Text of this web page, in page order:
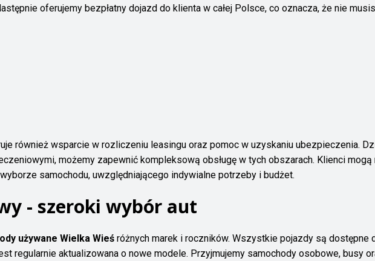
oferujemy bezpłatny dojazd do klienta w całej Polsce, co oznacza, że nie
również wsparcie w rozliczeniu leasingu oraz pomoc w uzyskaniu ubezpieczenia.
możemy zapewnić kompleksową obsługę w tych obszarach. Klienci mogą
samochodu, uwzględniającego indywialne potrzeby i budżet.
- szeroki wybór aut
używane Wielka Wieś różnych marek i roczników. Wszystkie pojazdy są dostępne
regularnie aktualizowana o nowe modele. Przyjmujemy samochody osobowe, busy